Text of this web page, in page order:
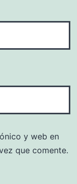
y web en
que comente.